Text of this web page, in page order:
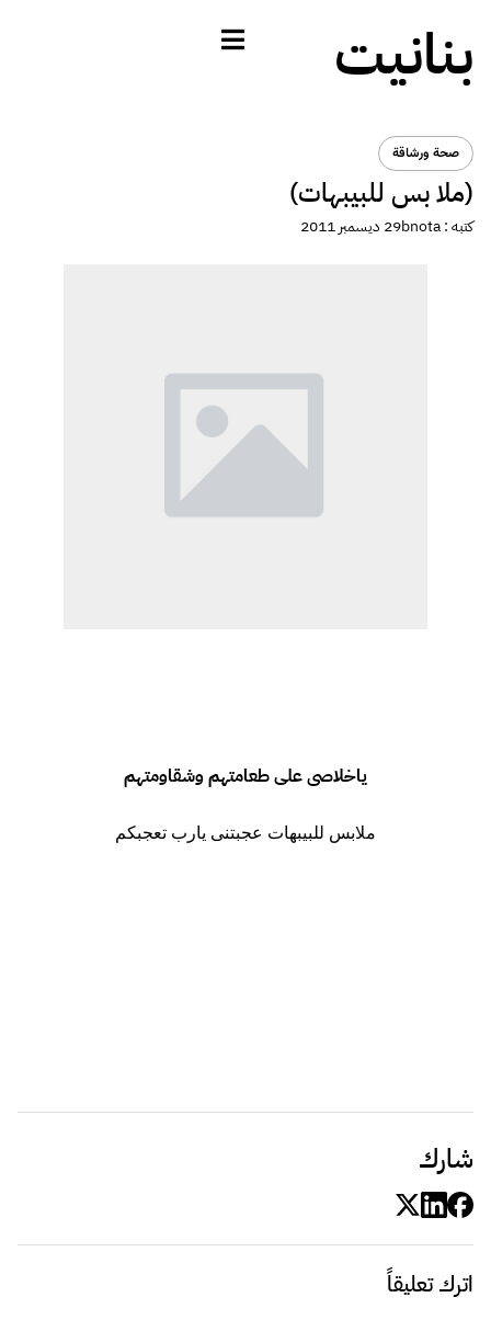
بنانيت
صحة ورشاقة
(ملا بس للبيبهات)
كتبه :bnota29 ديسمبر 2011
ياخلاصى على طعامتهم وشقاومتهم
ملابس للبيبهات عجبتنى يارب تعجبكم
شارك
اترك تعليقاً